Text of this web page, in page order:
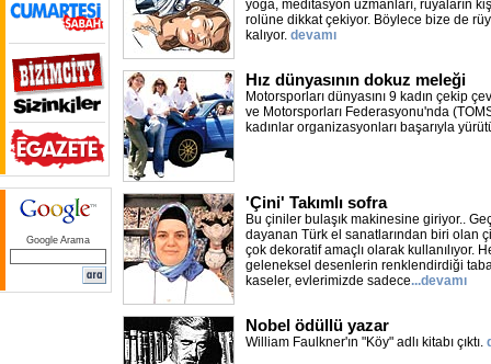
Google Arama
yoga, meditasyon uzmanları, rüyaların
rolüne dikkat çekiyor. Böylece bize de
kalıyor. devamı
Hız dünyasının dokuz meleği
Motorsporları dünyasını 9 kadın çekip
ve Motorsporları Federasyonu'nda
kadınlar organizasyonları başarıyla
'Çini' Takımlı sofra
Bu çiniler bulaşık makinesine giriyor..
dayanan Türk el sanatlarından biri olan
çok dekoratif amaçlı olarak kullanılıyor.
geleneksel desenlerin renklendirdiği
kaseler, evlerimizde sadece...devamı
Nobel ödüllü yazar
William Faulkner'ın "Köy" adlı kitabı çıktı.